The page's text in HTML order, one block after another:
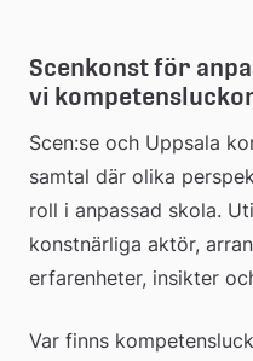
Scenkonst för
vi
Scen:se och Uppsala
samtal där olika
roll i anpassad skola.
konstnärliga aktör,
erfarenheter, insikter
Var finns